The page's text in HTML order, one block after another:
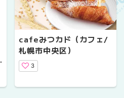
cafeみつカド（カフェ/
札幌市中央区）
3